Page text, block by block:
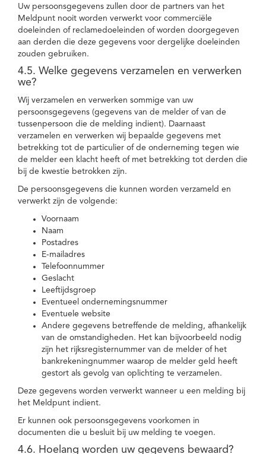
Uw persoonsgegevens zullen door de partners van het
Meldpunt nooit worden verwerkt voor commerciële
doeleinden of reclamedoeleinden of worden doorgegeven
aan derden die deze gegevens voor dergelijke doeleinden
zouden gebruiken.
4.5. Welke gegevens verzamelen en verwerken
we?
Wij verzamelen en verwerken sommige van uw
persoonsgegevens (gegevens van de melder of van de
tussenpersoon die de melding indient). Daarnaast
verzamelen en verwerken wij bepaalde gegevens met
betrekking tot de particulier of de onderneming tegen wie
de melder een klacht heeft of met betrekking tot derden die
bij de kwestie betrokken zijn.
De persoonsgegevens die kunnen worden verzameld en
verwerkt zijn de volgende:
Voornaam
Naam
Postadres
E-mailadres
Telefoonnummer
Geslacht
Leeftijdsgroep
Eventueel ondernemingsnummer
Eventuele website
Andere gegevens betreffende de melding, afhankelijk
van de omstandigheden. Het kan bijvoorbeeld nodig
zijn het rijksregisternummer van de melder of het
bankrekeningnummer waarop de melder geld heeft
gestort als gevolg van oplichting te verzamelen.
Deze gegevens worden verwerkt wanneer u een melding bij
het Meldpunt indient.
Er kunnen ook persoonsgegevens voorkomen in
documenten die u besluit bij uw melding te voegen.
4.6. Hoelang worden uw gegevens bewaard?